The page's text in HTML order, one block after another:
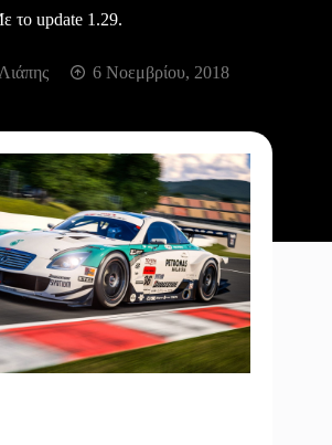
το update 1.29.
6 Νοεμβρίου, 2018